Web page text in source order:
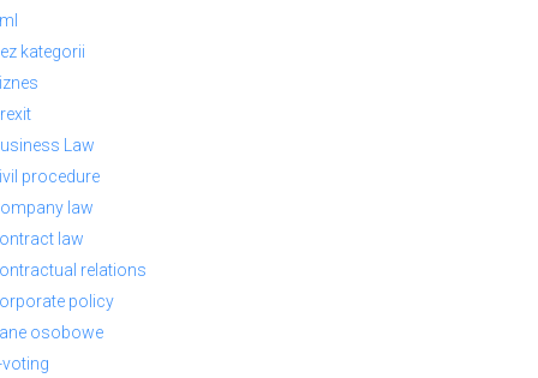
kategorii
Law
procedure
law
law
relations
policy
osobowe
voting